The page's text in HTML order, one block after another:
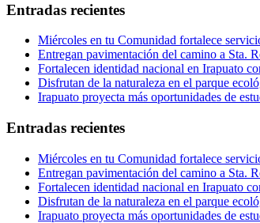
Entradas recientes
Miércoles en tu Comunidad fortalece
Entregan pavimentación del camino a Sta.
Fortalecen identidad nacional en Irapuato
Disfrutan de la naturaleza en el parque
Irapuato proyecta más oportunidades de
Entradas recientes
Miércoles en tu Comunidad fortalece
Entregan pavimentación del camino a Sta.
Fortalecen identidad nacional en Irapuato
Disfrutan de la naturaleza en el parque
Irapuato proyecta más oportunidades de